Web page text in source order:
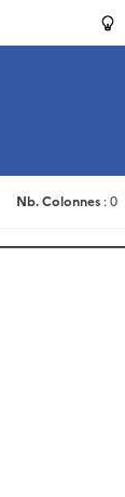
Nb. Colonnes : 0